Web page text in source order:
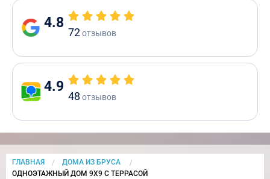
4.8
72отзывов
4.9
48 отзывов
ГЛАВНАЯ
ДОМА ИЗ БРУСА
CURRENT:
ОДНОЭТАЖНЫЙ ДОМ 9Х9 С ТЕРРАСОЙ